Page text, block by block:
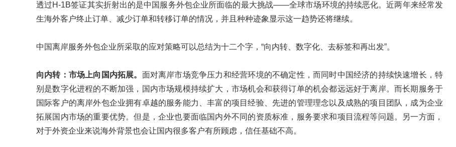
透过H-1B签证其实折射出的是中国服务外包企业所面临的最大挑战——全球市场环境的持续恶化。近两年来经常发
生海外客户终止订单、减少订单和转移订单的情况，并且种种迹象显示这一趋势还将继续。
中国离岸服务外包企业所采取的应对策略可以总结为十二个字，“向内转、数字化、去标签和再出发”。
向内转：市场上向国内拓展。 面对离岸市场竞争压力和经营环境的不确定性，而同时中国经济的持续快速增长，特
别是数字化进程的不断加强，国内市场规模持续扩大，市场机会和获得订单的机会都远远好于离岸。而长期服务于
国际客户的离岸外包企业拥有卓越的服务能力、丰富的项目经验、先进的管理理念以及成熟的项目团队，成为企业
拓展国内市场的重要优势。但是，企业也要面临国内外不同的资质标准，服务要求和项目流程等问题。另一方面，
对于外资企业来说海外背景也会让国内很多客户有所顾虑，信任基础不高。